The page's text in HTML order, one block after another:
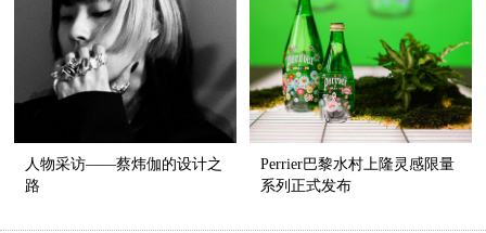
人物采访——蔡炜伽的设计之
路
Perrier巴黎水村上隆灵感限量
系列正式发布